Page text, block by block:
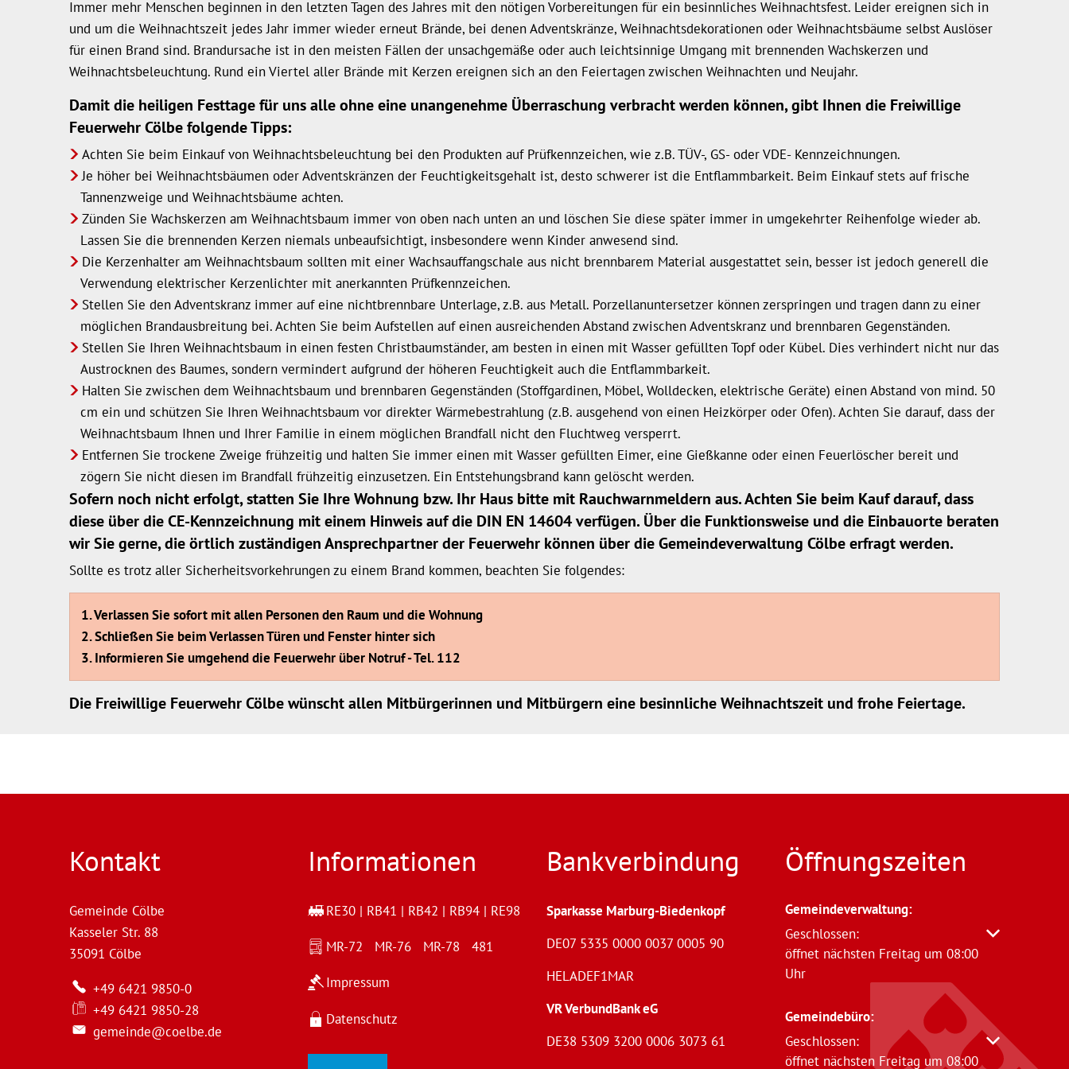
Weihnachtszeit
Immer mehr Menschen beginnen in den letzten Tagen des Jahres mit den nötigen Vorbereitungen für ein besinnliches Weihnachtsfest. Leider ereignen sich in
und um die Weihnachtszeit jedes Jahr immer wieder erneut Brände, bei denen Adventskränze, Weihnachtsdekorationen oder Weihnachtsbäume selbst Auslöser
für einen Brand sind. Brandursache ist in den meisten Fällen der unsachgemäße oder auch leichtsinnige Umgang mit brennenden Wachskerzen und
Weihnachtsbeleuchtung. Rund ein Viertel aller Brände mit Kerzen ereignen sich an den Feiertagen zwischen Weihnachten und Neujahr.
Damit die heiligen Festtage für uns alle ohne eine unangenehme Überraschung verbracht werden können, gibt Ihnen die Freiwillige
Feuerwehr Cölbe folgende Tipps:
Achten Sie beim Einkauf von Weihnachtsbeleuchtung bei den Produkten auf Prüfkennzeichen, wie z.B. TÜV-, GS- oder VDE- Kennzeichnungen.
Je höher bei Weihnachtsbäumen oder Adventskränzen der Feuchtigkeitsgehalt ist, desto schwerer ist die Entflammbarkeit. Beim Einkauf stets auf frische
Tannenzweige und Weihnachtsbäume achten.
Zünden Sie Wachskerzen am Weihnachtsbaum immer von oben nach unten an und löschen Sie diese später immer in umgekehrter Reihenfolge wieder ab.
Lassen Sie die brennenden Kerzen niemals unbeaufsichtigt, insbesondere wenn Kinder anwesend sind.
Die Kerzenhalter am Weihnachtsbaum sollten mit einer Wachsauffangschale aus nicht brennbarem Material ausgestattet sein, besser ist jedoch generell die
Verwendung elektrischer Kerzenlichter mit anerkannten Prüfkennzeichen.
Stellen Sie den Adventskranz immer auf eine nichtbrennbare Unterlage, z.B. aus Metall. Porzellanuntersetzer können zerspringen und tragen dann zu einer
möglichen Brandausbreitung bei. Achten Sie beim Aufstellen auf einen ausreichenden Abstand zwischen Adventskranz und brennbaren Gegenständen.
Stellen Sie Ihren Weihnachtsbaum in einen festen Christbaumständer, am besten in einen mit Wasser gefüllten Topf oder Kübel. Dies verhindert nicht nur das
Austrocknen des Baumes, sondern vermindert aufgrund der höheren Feuchtigkeit auch die Entflammbarkeit.
Halten Sie zwischen dem Weihnachtsbaum und brennbaren Gegenständen (Stoffgardinen, Möbel, Wolldecken, elektrische Geräte) einen Abstand von mind. 50
cm ein und schützen Sie Ihren Weihnachtsbaum vor direkter Wärmebestrahlung (z.B. ausgehend von einen Heizkörper oder Ofen). Achten Sie darauf, dass der
Weihnachtsbaum Ihnen und Ihrer Familie in einem möglichen Brandfall nicht den Fluchtweg versperrt.
Entfernen Sie trockene Zweige frühzeitig und halten Sie immer einen mit Wasser gefüllten Eimer, eine Gießkanne oder einen Feuerlöscher bereit und
zögern Sie nicht diesen im Brandfall frühzeitig einzusetzen. Ein Entstehungsbrand kann gelöscht werden.
Sofern noch nicht erfolgt, statten Sie Ihre Wohnung bzw. Ihr Haus bitte mit Rauchwarnmeldern aus. Achten Sie beim Kauf darauf, dass
diese über die CE-Kennzeichnung mit einem Hinweis auf die DIN EN 14604 verfügen. Über die Funktionsweise und die Einbauorte beraten
wir Sie gerne, die örtlich zuständigen Ansprechpartner der Feuerwehr können über die Gemeindeverwaltung Cölbe erfragt werden.
Sollte es trotz aller Sicherheitsvorkehrungen zu einem Brand kommen, beachten Sie folgendes:
1. Verlassen Sie sofort mit allen Personen den Raum und die Wohnung
2. Schließen Sie beim Verlassen Türen und Fenster hinter sich
3. Informieren Sie umgehend die Feuerwehr über Notruf - Tel. 112
Die Freiwillige Feuerwehr Cölbe wünscht allen Mitbürgerinnen und Mitbürgern eine besinnliche Weihnachtszeit und frohe Feiertage.
Kontakt
Gemeinde Cölbe
Kasseler Str. 88
35091 Cölbe
+49 6421 9850-0
+49 6421 9850-28
gemeinde@coelbe.de
Informationen
RE30 | RB41 | RB42 | RB94 | RE98
MR-72 MR-76 MR-78 481
Impressum
Datenschutz
Bankverbindung
Sparkasse Marburg-Biedenkopf
DE07 5335 0000 0037 0005 90
HELADEF1MAR
VR VerbundBank eG
DE38 5309 3200 0006 3073 61
Öffnungszeiten
Gemeindeverwaltung:
Klicken, um weitere Öffnungs- oder
Geschlossen:
öffnet nächsten Freitag um 08:00
Uhr
Gemeindebüro:
Klicken, um weitere Öffnungs- oder
Geschlossen:
öffnet nächsten Freitag um 08:00